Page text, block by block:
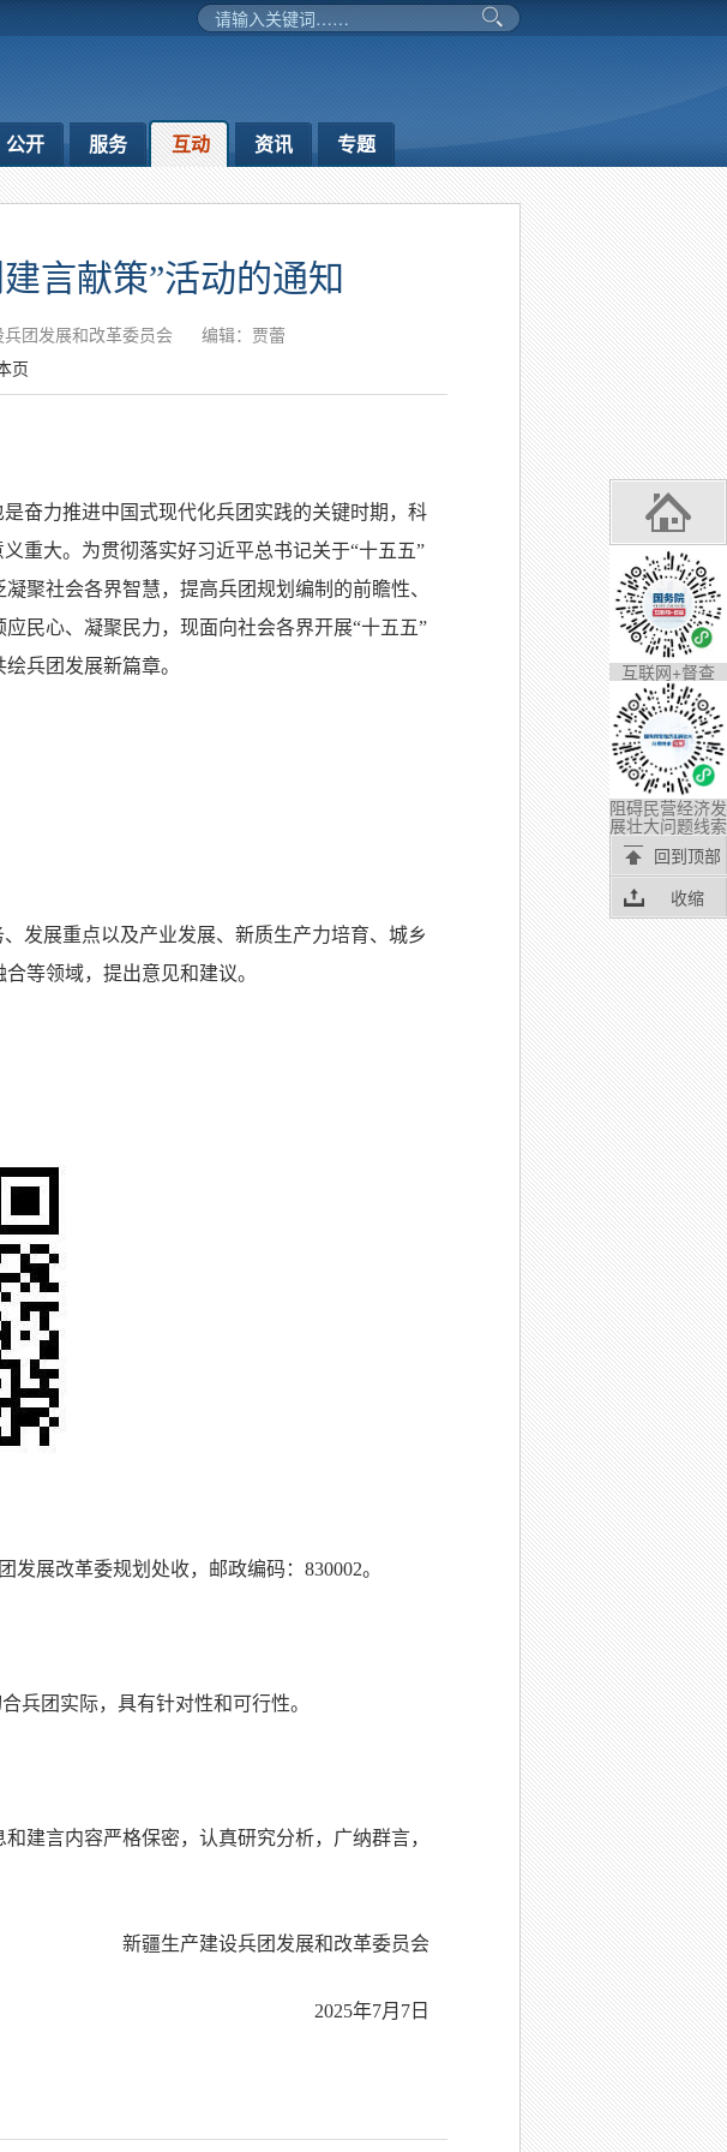
公开 服务 互动 资讯 专题
言献策”活动的通知
团发展和改革委员会
编辑：贾蕾
页
奋力推进中国式现代化兵团实践的关键时期，科
重大。为贯彻落实好习近平总书记关于“十五五”
聚社会各界智慧，提高兵团规划编制的前瞻性、
民心、凝聚民力，现面向社会各界开展“十五五”
兵团发展新篇章。
发展重点以及产业发展、新质生产力培育、城乡
等领域，提出意见和建议。
发展改革委规划处收，邮政编码：830002。
兵团实际，具有针对性和可行性。
建言内容严格保密，认真研究分析，广纳群言，
新疆生产建设兵团发展和改革委员会
2025年7月7日
互联网+督查
阻碍民营经济发
展壮大问题线索
回到顶部
收缩